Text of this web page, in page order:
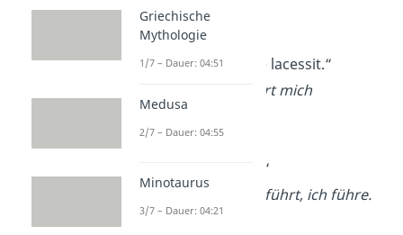
Verzweifle nicht.
„Nemo me impune lacessit.“
Niemand provoziert mich
„Non ducor, duco.“
Ich werde nicht geführt, ich führe.
Griechische
Mythologie
1/7 – Dauer: 04:51
Medusa
2/7 – Dauer: 04:55
Minotaurus
3/7 – Dauer: 04:21